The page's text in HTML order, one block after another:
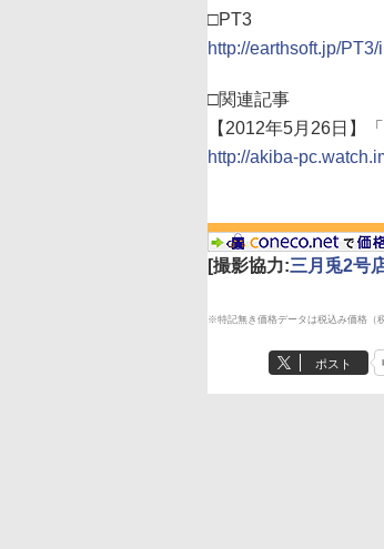
□PT3
http://earthsoft.jp/PT3/
□関連記事
【2012年5月26日】
http://akiba-
[撮影協力:三月兎2号
※特記無き価格データは税込み価格（
ポスト